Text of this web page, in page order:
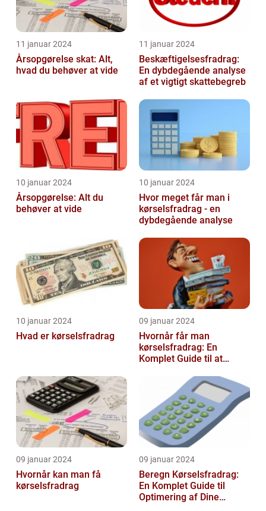
11 januar 2024
Årsopgørelse skat: Alt,
hvad du behøver at vide
11 januar 2024
Beskæftigelsesfradrag:
En dybdegående analyse
af et vigtigt skattebegreb
10 januar 2024
Årsopgørelse: Alt du
behøver at vide
10 januar 2024
Hvor meget får man i
kørselsfradrag - en
dybdegående analyse
10 januar 2024
Hvad er kørselsfradrag
09 januar 2024
Hvornår får man
kørselsfradrag: En
Komplet Guide til at
Historien Bag Det
09 januar 2024
Hvornår kan man få
kørselsfradrag
09 januar 2024
Beregn Kørselsfradrag:
En Komplet Guide til
Optimering af Dine